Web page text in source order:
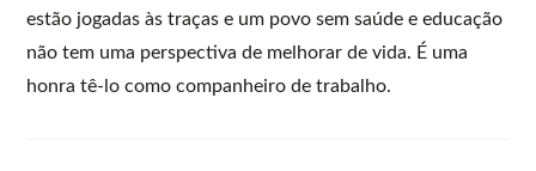
estão jogadas às traças e um povo sem saúde e educação
não tem uma perspectiva de melhorar de vida. É uma
honra tê-lo como companheiro de trabalho.